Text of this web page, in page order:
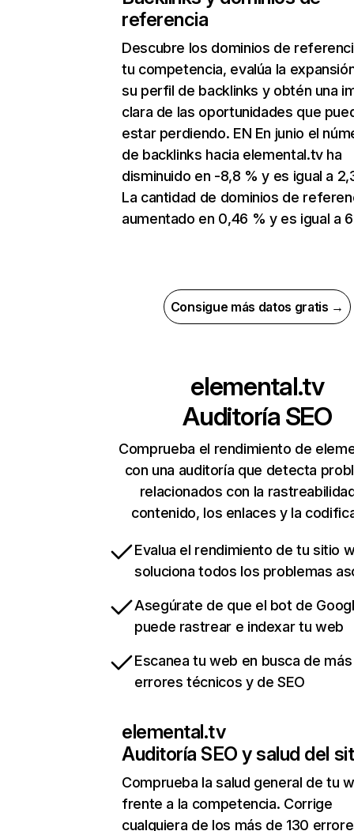
referencia
Descubre los dominios de
tu competencia, evalúa la
su perfil de backlinks y obtén una
clara de las oportunidades que
estar perdiendo. EN En junio el
de backlinks hacia elemental.tv ha
disminuido en -8,8 % y es igual a
La cantidad de dominios de
aumentado en 0,46 % y es igual a
Consigue más datos gratis →
elemental.tv
Auditoría SEO
Comprueba el rendimiento de
con una auditoría que detecta
relacionados con la
contenido, los enlaces y la
Evalua el rendimiento de tu sitio
soluciona todos los problemas
Asegúrate de que el bot de
puede rastrear e indexar tu web
Escanea tu web en busca de
errores técnicos y de SEO
elemental.tv
Auditoría SEO y salud del
Comprueba la salud general de tu
frente a la competencia. Corrige
cualquiera de los más de 130